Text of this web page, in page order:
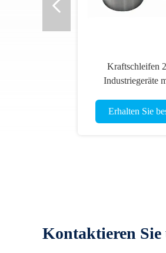
Kraftschleifen
Industriegeräte
Erhalten Sie
Kontaktieren Sie